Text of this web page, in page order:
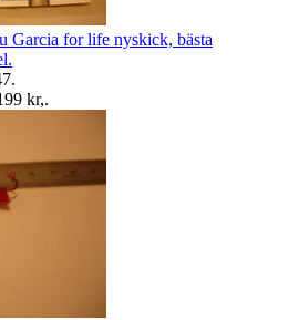
Garcia for life nyskick, bästa
.
kr,.